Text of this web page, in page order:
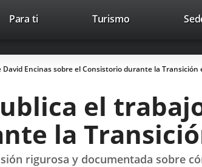
Trabaja con nosotros
Para ti TurismoEste
abrirá
en
ventana
nueva.
Encinas sobre el Consistorio durante la Transición
el
la
rigurosa y documentada sobre